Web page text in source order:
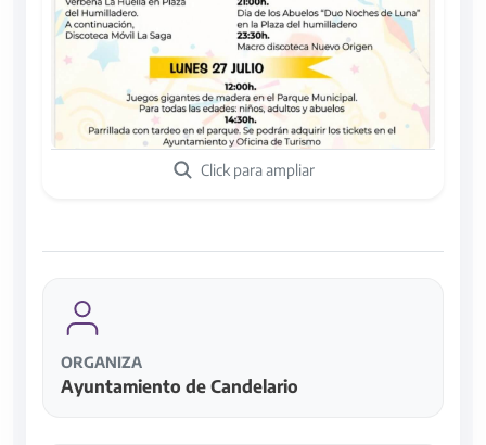
Click para ampliar
ORGANIZA
Ayuntamiento de Candelario